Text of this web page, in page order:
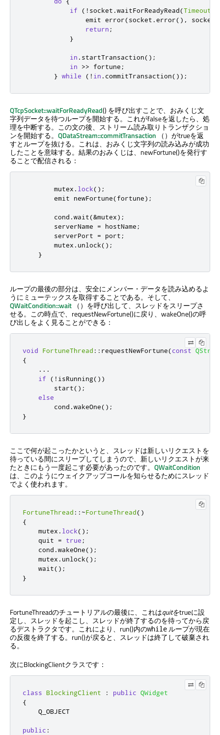
if
( ! socket .waitForReadyRead(Timeout
emit error(socket .error() , socket
return ;
}
in . startTransaction();
in
>> fortune ;
} while ( ! in . commitTransaction());
QTcpSocket::waitForReadyRead() を呼び出すことで、おみくじ文
字列データを待つループを開始する。これがfalseを返したら、処
理を中断する。この文の後、ストリーム読み取りトランザクショ
ンを開始する。 QDataStream::commitTransaction （）がtrueを返
すとループを抜ける。これは、おみくじ文字列の読み込みが成功
したことを意味する。結果のおみくじは、newFortune()を発行す
ることで配信される：
        mutex
. lock();
emit newFortune(fortune);
cond .wait(&mutex);
        serverName
= hostName ;
        serverPort
= port ;
        mutex
. unlock();
}
ループの最後の部分は、安全にメンバー・データを読み込めるよ
うにミューテックスを取得することである。そして、
QWaitCondition::wait （）を呼び出して、スレッドをスリープさ
せる。この時点で、requestNewFortune()に戻り、wakeOne()の呼
び出しをよく見ることができる：
void FortuneThread :: requestNewFortune(const
{
...
if
( ! isRunning())
        start
();
else
cond .wakeOne();
}
ここで何が起こったかというと、スレッドは新しいリクエストを
待っている間にスリープしてしまうので、新しいリクエストが来
たときにもう一度起こす必要があったのです。 QWaitCondition
は、このようにウェイクアップコールを知らせるためにスレッド
でよく使われます。
FortuneThread :: ~FortuneThread()
{
    mutex
. lock();
    quit
= true ;
cond .wakeOne();
    mutex
. unlock();
    wait
();
}
FortuneThreadのチュートリアルの最後に、これはquitをtrueに設
定し、スレッドを起こし、スレッドが終了するのを待ってから戻
るデストラクタです。これにより、run()内のwhileループが現在
の反復を終了する。run()が戻ると、スレッドは終了して破棄され
る。
次にBlockingClientクラスです：
class BlockingClient : public QWidget
{
    Q_OBJECT
public :